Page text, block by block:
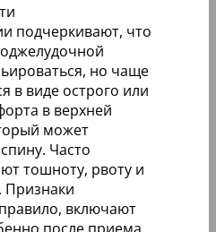
подчеркивают, что
но чаще
в виде острого или
в верхней
может
Часто
тошноту, рвоту и
Признаки
включают
после приема